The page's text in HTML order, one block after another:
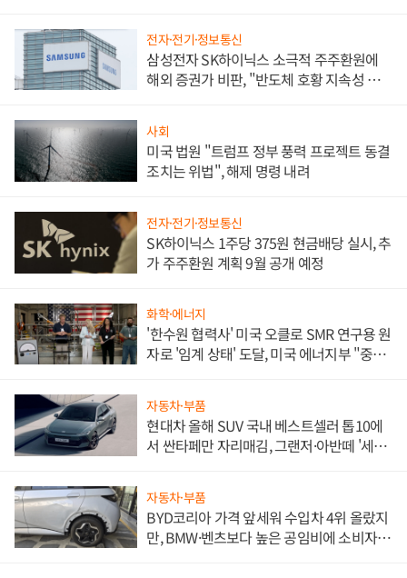
전자·전기·정보통신
삼성전자 SK하이닉스 소극적 주주환원에
해외 증권가 비판, "반도체 호황 지속성 의
사회
미국 법원 "트럼프 정부 풍력 프로젝트 동결
조치는 위법", 해제 명령 내려
전자·전기·정보통신
SK하이닉스 1주당 375원 현금배당 실시, 추
가 주주환원 계획 9월 공개 예정
화학·에너지
'한수원 협력사' 미국 오클로 SMR 연구용 원
자로 '임계 상태' 도달, 미국 에너지부 "중요
자동차·부품
현대차 올해 SUV 국내 베스트셀러 톱10에
서 싼타페만 자리매김, 그랜저·아반떼 '세단
자동차·부품
BYD코리아 가격 앞세워 수입차 4위 올랐지
만, BMW·벤츠보다 높은 공임비에 소비자